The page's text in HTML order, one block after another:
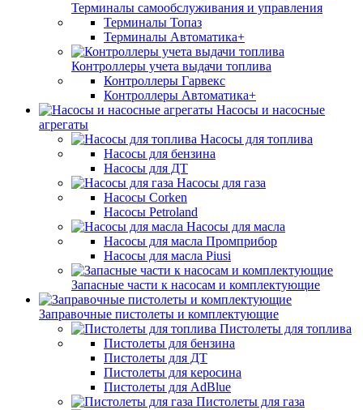
Терминалы самообслуживания и управления
Терминалы Топаз
Терминалы Автоматика+
Контроллеры учета выдачи топлива
Контроллеры Гарвекс
Контроллеры Автоматика+
Насосы и насосные
агрегаты
Насосы для топлива
Насосы для бензина
Насосы для ДТ
Насосы для газа
Насосы Corken
Насосы Petroland
Насосы для масла
Насосы для масла Промприбор
Насосы для масла Piusi
Запасные части к насосам и комплектующие
Заправочные пистолеты и комплектующие
Пистолеты для топлива
Пистолеты для бензина
Пистолеты для ДТ
Пистолеты для керосина
Пистолеты для AdBlue
Пистолеты для газа